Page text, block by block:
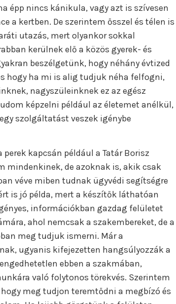
épp nincs kánikula, vagy azt is szívesen
a kertben. De szerintem ősszel és télen is
utazás, mert olyankor sokkal
kerülnek elő a közös gyerek- és
beszélgetünk, hogy néhány évtized
hogy ha mi is alig tudjuk néha felfogni,
nagyszüleinknek ez az egész
képzelni például az életemet anélkül,
szolgáltatást veszek igénybe
kapcsán például a Tatár Borisz
mindenkinek, de azoknak is, akik csak
véve miben tudnak ügyvédi segítségre
is jó példa, mert a készítők láthatóan
információkban gazdag felületet
ahol nemcsak a szakembereket, de a
meg tudjuk ismerni. Már a
ugyanis kifejezetten hangsúlyozzák a
ebben a szakmában,
való folytonos törekvés. Szerintem
meg tudjon teremtődni a megbízó és